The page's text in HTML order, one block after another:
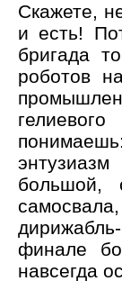
Скажете,
и есть!
бригада
роботов
большой,
финале
навсегда